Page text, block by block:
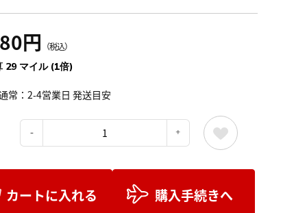
円 （税込）
29 マイル (1倍)
常：2-4営業日 発送目安
カートに入れる 購入手続きへ